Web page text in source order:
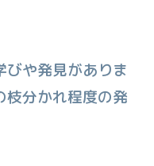
びや発見がありま
枝分かれ程度の発